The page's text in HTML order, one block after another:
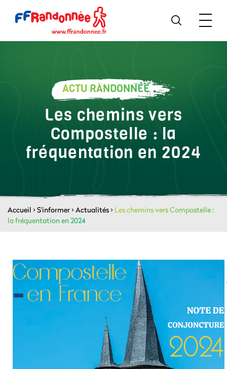
ACTU RANDONNÉE
Les chemins vers
Compostelle : la
fréquentation en 2024
Accueil >S'informer>Actualités> Les chemins vers Compostelle :
la fréquentation en 2024